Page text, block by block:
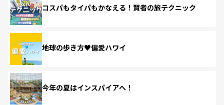
コスパもタイパもかなえる！賢者の旅テクニック
地球の歩き方♥偏愛ハワイ
今年の夏はインスパイアへ！